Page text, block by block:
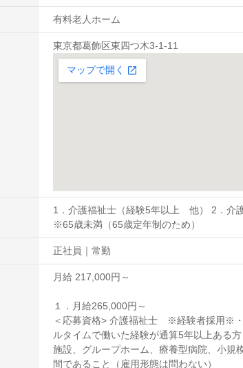
有料老人ホーム
東京都葛飾区東四つ木3-1-11
1．介護福祉士（経験5年以上 他） 2．介
※65歳未満（65歳定年制のため）
正社員｜常勤
月給 217,000円～
１．月給265,000円～
＜応募資格> 介護福祉士 ※経験者採用※
ルタイムで働いた経験が通算5年以上あ
施設、グループホーム、療養型病院、小
間であること（雇用形態は問わない）